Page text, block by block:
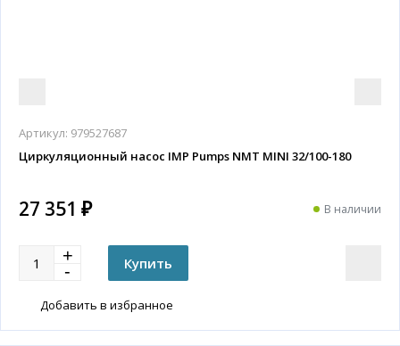
Артикул: 979527687
Циркуляционный насос IMP Pumps NMT MINI 32/100-180
27 351 ₽ В наличии
Добавить в избранное